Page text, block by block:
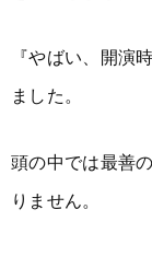
『やばい、開演
ました。
頭の中では最善
りません。